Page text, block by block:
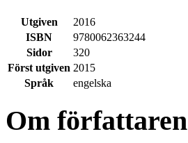
Utgiven
2016
ISBN
9780062363244
Sidor
320
Först utgiven 2015
Språk
engelska
Om författaren